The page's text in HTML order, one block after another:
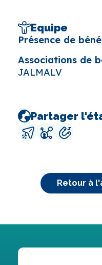
Equipe
Présence de
Associations de
JALMALV
Partager
Retour à